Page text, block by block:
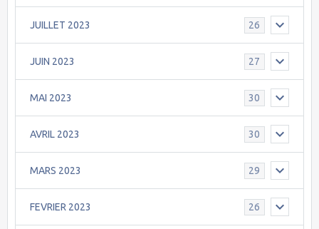
JUILLET 2023 26
JUIN 2023 27
MAI 2023 30
AVRIL 2023 30
MARS 2023 29
FEVRIER 2023 26